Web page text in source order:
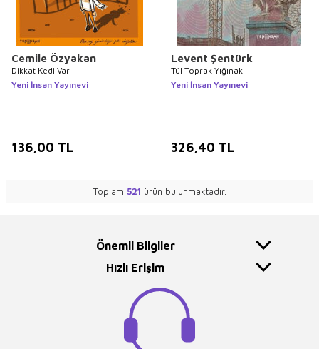
Cemile Özyakan
Dikkat Kedi Var
Yeni İnsan Yayınevi
136,00 TL
Levent Şentürk
Tül Toprak Yığınak
Yeni İnsan Yayınevi
326,40 TL
Toplam 521 ürün bulunmaktadır.
Önemli Bilgiler
Hızlı Erişim